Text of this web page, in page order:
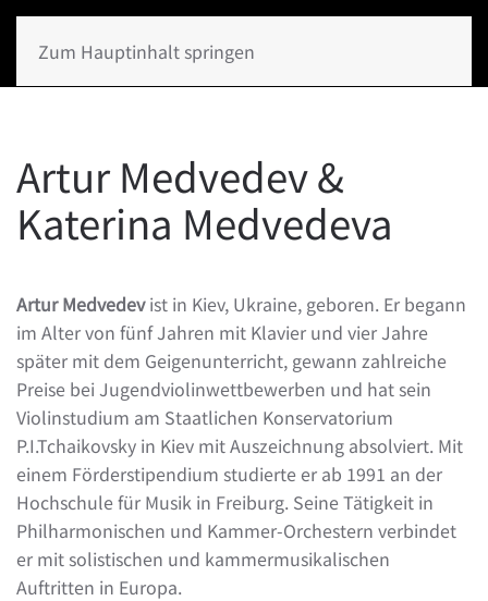
Zum Hauptinhalt springen
Artur Medvedev &
Katerina Medvedeva
Artur Medvedevist in Kiev, Ukraine, geboren. Er begann
im Alter von fünf Jahren mit Klavier und vier Jahre
später mit dem Geigenunterricht, gewann zahlreiche
Preise bei Jugendviolinwettbewerben und hat sein
Violinstudium am Staatlichen Konservatorium
P.I.Tchaikovsky in Kiev mit Auszeichnung absolviert. Mit
einem Förderstipendium studierte er ab 1991 an der
Hochschule für Musik in Freiburg. Seine Tätigkeit in
Philharmonischen und Kammer-Orchestern verbindet
er mit solistischen und kammermusikalischen
Auftritten in Europa.